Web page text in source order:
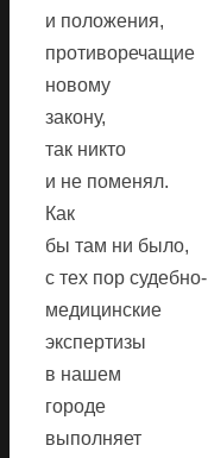
и положения,
противоречащие
новому
закону,
так никто
и не поменял.
Как
бы там ни было,
с тех пор судебно-
медицинские
экспертизы
в нашем
городе
выполняет